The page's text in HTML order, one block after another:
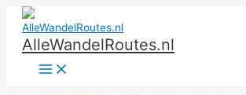
naar
inhoud
AlleWandelRoutes.nl